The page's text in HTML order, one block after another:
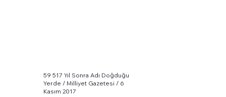
59 517 Yıl Sonra Adı Doğduğu
Yerde / Milliyet Gazetesi / 6
Kasım 2017